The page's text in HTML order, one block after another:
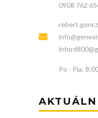
0908 762
Po - Pia: